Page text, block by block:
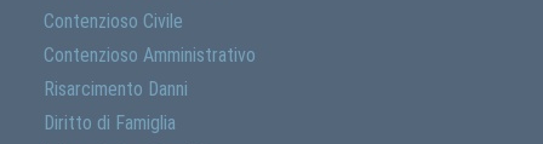
Contenzioso Civile
Contenzioso Amministrativo
Risarcimento Danni
Diritto di Famiglia